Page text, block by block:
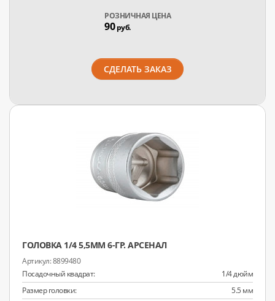
РОЗНИЧНАЯ ЦЕНА
90руб.
СДЕЛАТЬ ЗАКАЗ
ГОЛОВКА 1/4 5,5ММ 6-ГР. АРСЕНАЛ
8899480
Посадочный квадрат:
1/4 дюйм
Размер головки:
5.5 мм